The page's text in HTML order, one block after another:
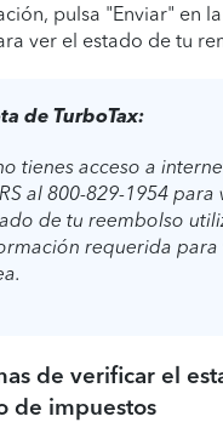
pulsa "Enviar" en
ver el estado de tu
de TurboTax:
tienes acceso a
al 800-829-1954
de tu reembolso
requerida para
de verificar el
de impuestos